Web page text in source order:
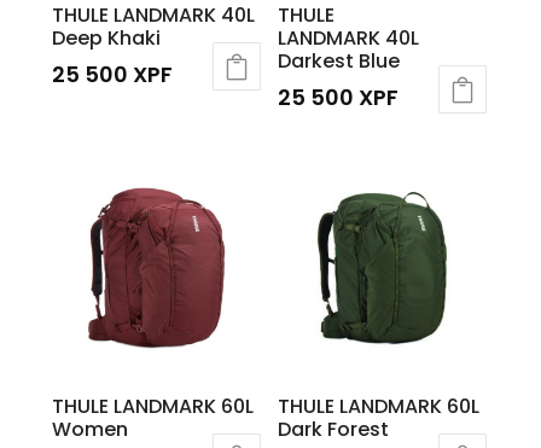
THULE LANDMARK 40L
Deep Khaki
25 500 XPF
THULE
LANDMARK 40L
Darkest Blue
25 500 XPF
THULE LANDMARK 60L
Women
THULE LANDMARK 60L
Dark Forest